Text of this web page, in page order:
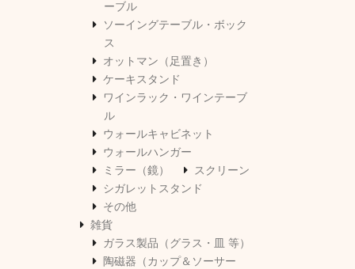
ーブル
ソーイングテーブル・ボック
ス
オットマン（足置き）
ケーキスタンド
ワインラック・ワインテーブ
ル
ウォールキャビネット
ウォールハンガー
ミラー（鏡）
スクリーン
シガレットスタンド
その他
雑貨
ガラス製品（グラス・皿 等）
陶磁器（カップ＆ソーサー